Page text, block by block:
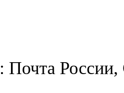
Почта